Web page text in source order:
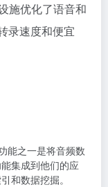
施优化了语音和
录速度和便宜
能之一是将音频数
集成到他们的应
和数据挖掘。